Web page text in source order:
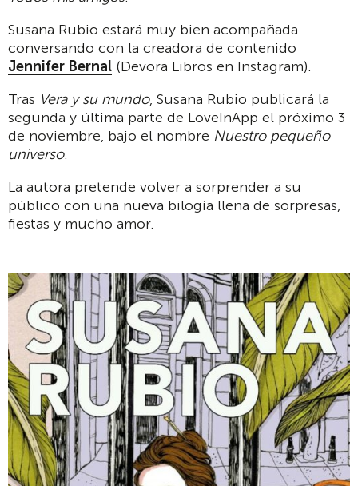
Susana Rubio estará muy bien acompañada
conversando con la creadora de contenido
Jennifer Bernal (Devora Libros en Instagram).
Tras Vera y su mundo, Susana Rubio publicará la
segunda y última parte de LoveInApp el próximo 3
de noviembre, bajo el nombre Nuestro pequeño
universo.
La autora pretende volver a sorprender a su
público con una nueva bilogía llena de sorpresas,
fiestas y mucho amor.